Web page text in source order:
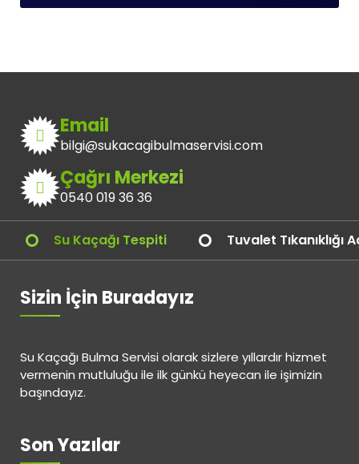
Email
bilgi@sukacagibulmaservisi.com
Çağrı Merkezi
0540 019 36 36
Su Kaçağı Tespiti Tuvalet Tıkanıklığı
Sizin İçin Buradayız
Su Kaçağı Bulma Servisi olarak sizlere yıllardır hizmet
vermenin mutluluğu ile ilk günkü heyecan ile işimizin
başındayız.
Son Yazılar